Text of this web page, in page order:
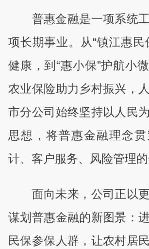
普惠金融是一项系统
项长期事业。从“镇江惠民
健康，到“惠小保”护航小
农业保险助力乡村振兴，
市分公司始终坚持以人民
思想，将普惠金融理念
计、客户服务、风险管理的
面向未来，公司正以
谋划普惠金融的新图景：
民保参保人群，让农村居